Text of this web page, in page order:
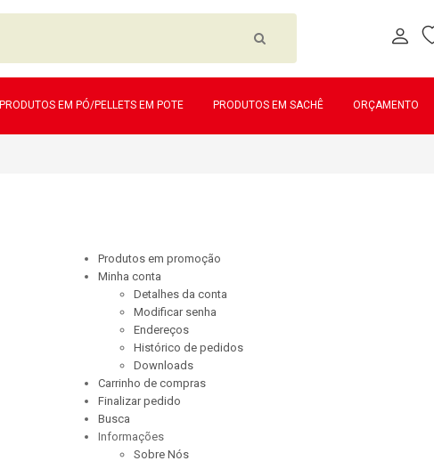
PRODUTOS EM PÓ/PELLETS EM POTE PRODUTOS EM SACHÊ ORÇAMENTO
Produtos em promoção
Minha conta
Detalhes da conta
Modificar senha
Endereços
Histórico de pedidos
Downloads
Carrinho de compras
Finalizar pedido
Busca
Informações
Sobre Nós